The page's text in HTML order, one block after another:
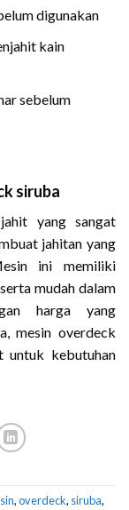
digunakan
kain
sebelum
siruba
yang sangat
jahitan yang
ini memiliki
mudah dalam
harga yang
mesin overdeck
untuk kebutuhan
,overdeck, siruba,